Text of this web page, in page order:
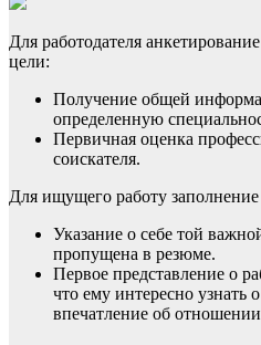
Для работодателя
цели:
Получение общей
определенную
Первичная оценка
соискателя.
Для ищущего работу
Указание о себе той
пропущена в резюме.
Первое представление о
что ему интересно узнать
впечатление об